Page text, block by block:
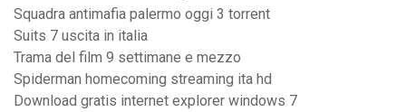
Squadra antimafia palermo oggi 3 torrent
Suits 7 uscita in italia
Trama del film 9 settimane e mezzo
Spiderman homecoming streaming ita hd
Download gratis internet explorer windows 7